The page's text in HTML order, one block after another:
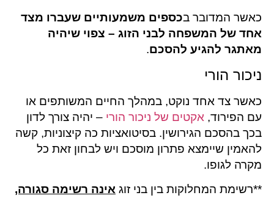
כאשר המדובר בכספים משמעותיים שעברו מצד
אחד של המשפחה לבני הזוג – צפוי שיהיה
מאתגר להגיע להסכם.
ניכור הורי
כאשר צד אחד נוקט, במהלך החיים המשותפים או
עם הפירוד, אקטים של ניכור הורי – יהיה צורך לדון
בכך בהסכם הגירושין. בסיטואציות כה קיצוניות, קשה
להאמין שיימצא פתרון מוסכם ויש לבחון זאת כל
מקרה לגופו.
**רשימת המחלוקות בין בני זוג אינה רשימה סגורה,